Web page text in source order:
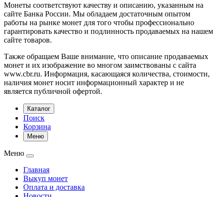
Монеты соответствуют качеству и описанию, указанным на
сайте Банка России. Мы обладаем достаточным опытом
работы на рынке монет для того чтобы профессионально
гарантировать качество и подлинность продаваемых на нашем
сайте товаров.
Также обращаем Ваше внимание, что описание продаваемых
монет и их изображение во многом заимствованы с сайта
www.cbr.ru. Информация, касающаяся количества, стоимости,
наличия монет носит информационный характер и не
является публичной офертой.
Каталог
Поиск
Корзина
Меню
Меню
Главная
Выкуп монет
Оплата и доставка